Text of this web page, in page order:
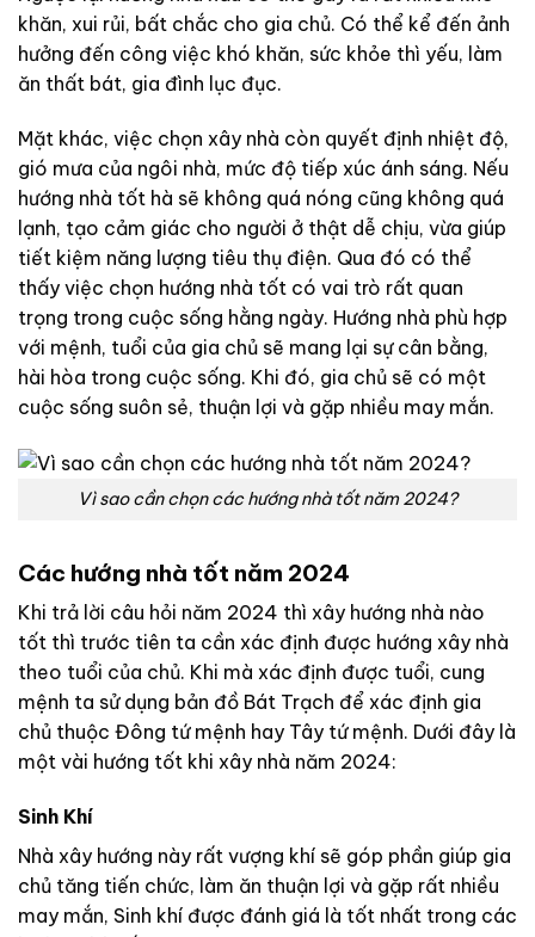
khăn, xui rủi, bất chắc cho gia chủ. Có thể kể đến ảnh
hưởng đến công việc khó khăn, sức khỏe thì yếu, làm
ăn thất bát, gia đình lục đục.
Mặt khác, việc chọn xây nhà còn quyết định nhiệt độ,
gió mưa của ngôi nhà, mức độ tiếp xúc ánh sáng. Nếu
hướng nhà tốt hà sẽ không quá nóng cũng không quá
lạnh, tạo cảm giác cho người ở thật dễ chịu, vừa giúp
tiết kiệm năng lượng tiêu thụ điện. Qua đó có thể
thấy việc chọn hướng nhà tốt có vai trò rất quan
trọng trong cuộc sống hằng ngày. Hướng nhà phù hợp
với mệnh, tuổi của gia chủ sẽ mang lại sự cân bằng,
hài hòa trong cuộc sống. Khi đó, gia chủ sẽ có một
cuộc sống suôn sẻ, thuận lợi và gặp nhiều may mắn.
Vì sao cần chọn các hướng nhà tốt năm 2024?
Các hướng nhà tốt năm 2024
Khi trả lời câu hỏi năm 2024 thì xây hướng nhà nào
tốt thì trước tiên ta cần xác định được hướng xây nhà
theo tuổi của chủ. Khi mà xác định được tuổi, cung
mệnh ta sử dụng bản đồ Bát Trạch để xác định gia
chủ thuộc Đông tứ mệnh hay Tây tứ mệnh. Dưới đây là
một vài hướng tốt khi xây nhà năm 2024:
Sinh Khí
Nhà xây hướng này rất vượng khí sẽ góp phần giúp gia
chủ tăng tiến chức, làm ăn thuận lợi và gặp rất nhiều
may mắn, Sinh khí được đánh giá là tốt nhất trong các